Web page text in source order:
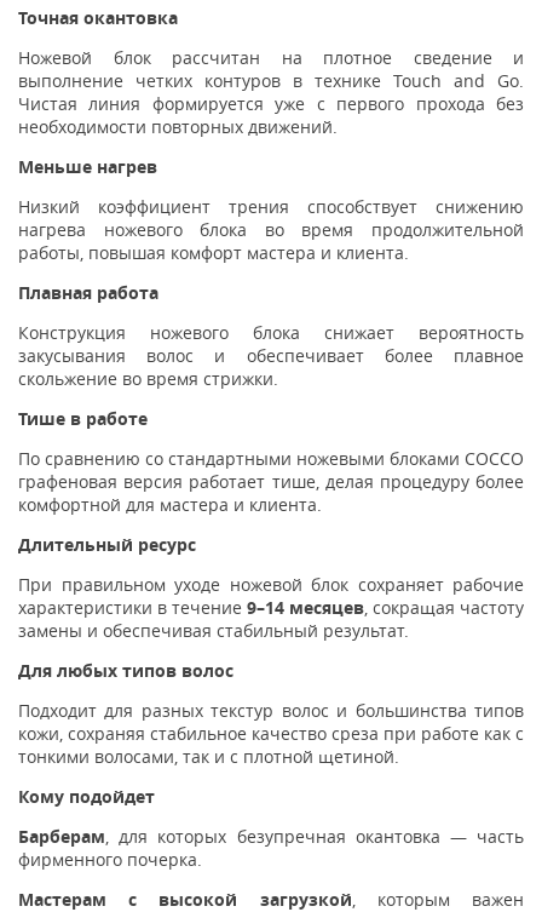
Точная окантовка
Ножевой блок рассчитан на плотное сведение и
выполнение четких контуров в технике Touch and Go.
Чистая линия формируется уже с первого прохода без
необходимости повторных движений.
Меньше нагрев
Низкий коэффициент трения способствует снижению
нагрева ножевого блока во время продолжительной
работы, повышая комфорт мастера и клиента.
Плавная работа
Конструкция ножевого блока снижает вероятность
закусывания волос и обеспечивает более плавное
скольжение во время стрижки.
Тише в работе
По сравнению со стандартными ножевыми блоками COCCO
графеновая версия работает тише, делая процедуру более
комфортной для мастера и клиента.
Длительный ресурс
При правильном уходе ножевой блок сохраняет рабочие
характеристики в течение 9–14 месяцев, сокращая частоту
замены и обеспечивая стабильный результат.
Для любых типов волос
Подходит для разных текстур волос и большинства типов
кожи, сохраняя стабильное качество среза при работе как с
тонкими волосами, так и с плотной щетиной.
Кому подойдет
Барберам, для которых безупречная окантовка — часть
фирменного почерка.
Мастерам с высокой загрузкой, которым важен